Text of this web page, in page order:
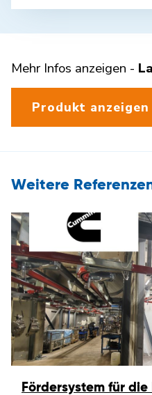
Mehr Infos anzeigen -
Produkt anzeigen
Weitere
Fördersystem für